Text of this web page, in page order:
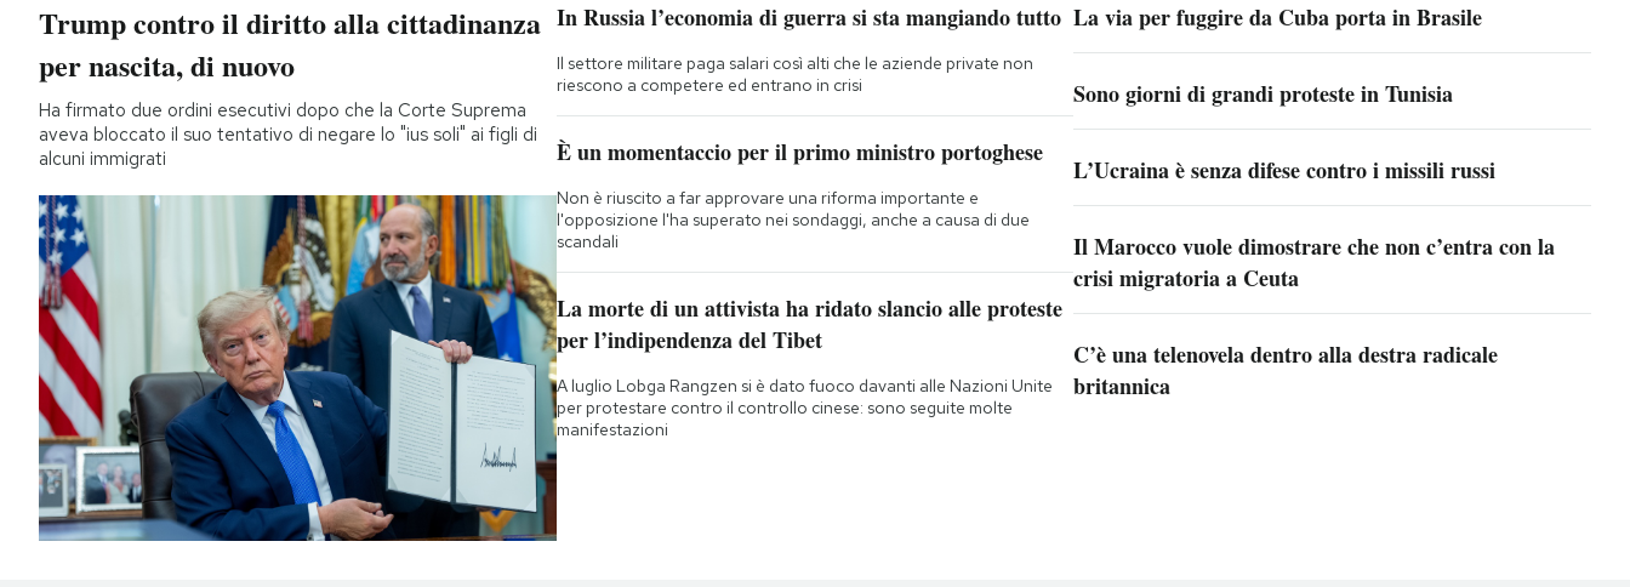
Trump contro il diritto alla cittadinanza
per nascita, di nuovo
Ha firmato due ordini esecutivi dopo che la Corte Suprema
aveva bloccato il suo tentativo di negare lo "ius soli" ai figli di
alcuni immigrati
In Russia l’economia di guerra si sta mangiando tutto
Il settore militare paga salari così alti che le aziende private non
riescono a competere ed entrano in crisi
È un momentaccio per il primo ministro portoghese
Non è riuscito a far approvare una riforma importante e
l'opposizione l'ha superato nei sondaggi, anche a causa di due
scandali
La morte di un attivista ha ridato slancio alle proteste
per l’indipendenza del Tibet
A luglio Lobga Rangzen si è dato fuoco davanti alle Nazioni Unite
per protestare contro il controllo cinese: sono seguite molte
manifestazioni
La via per fuggire da Cuba porta in Brasile
Sono giorni di grandi proteste in Tunisia
L’Ucraina è senza difese contro i missili russi
Il Marocco vuole dimostrare che non c’entra con la
crisi migratoria a Ceuta
C’è una telenovela dentro alla destra radicale
britannica